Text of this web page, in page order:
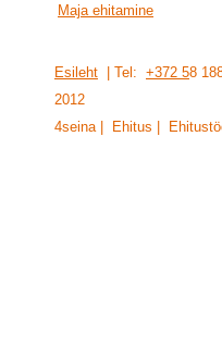
Maja ehitamine
Esileht | Tel: +372 58
201 2
4seina | Ehitus |